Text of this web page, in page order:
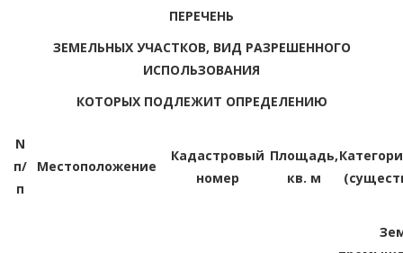
ПЕРЕЧЕНЬ
ЗЕМЕЛЬНЫХ УЧАСТКОВ, ВИД РАЗРЕШЕННОГО
ИСПОЛЬЗОВАНИЯ
КОТОРЫХ ПОДЛЕЖИТ ОПРЕДЕЛЕНИЮ
N
п/
п
Местоположение
Кадастровый
номер
Площадь,
кв. м